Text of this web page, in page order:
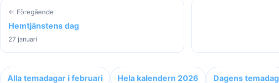
← Föregående
Hemtjänstens dag
27 januari
Alla temadagar i februari Hela kalendern 2026 Dagens temadag